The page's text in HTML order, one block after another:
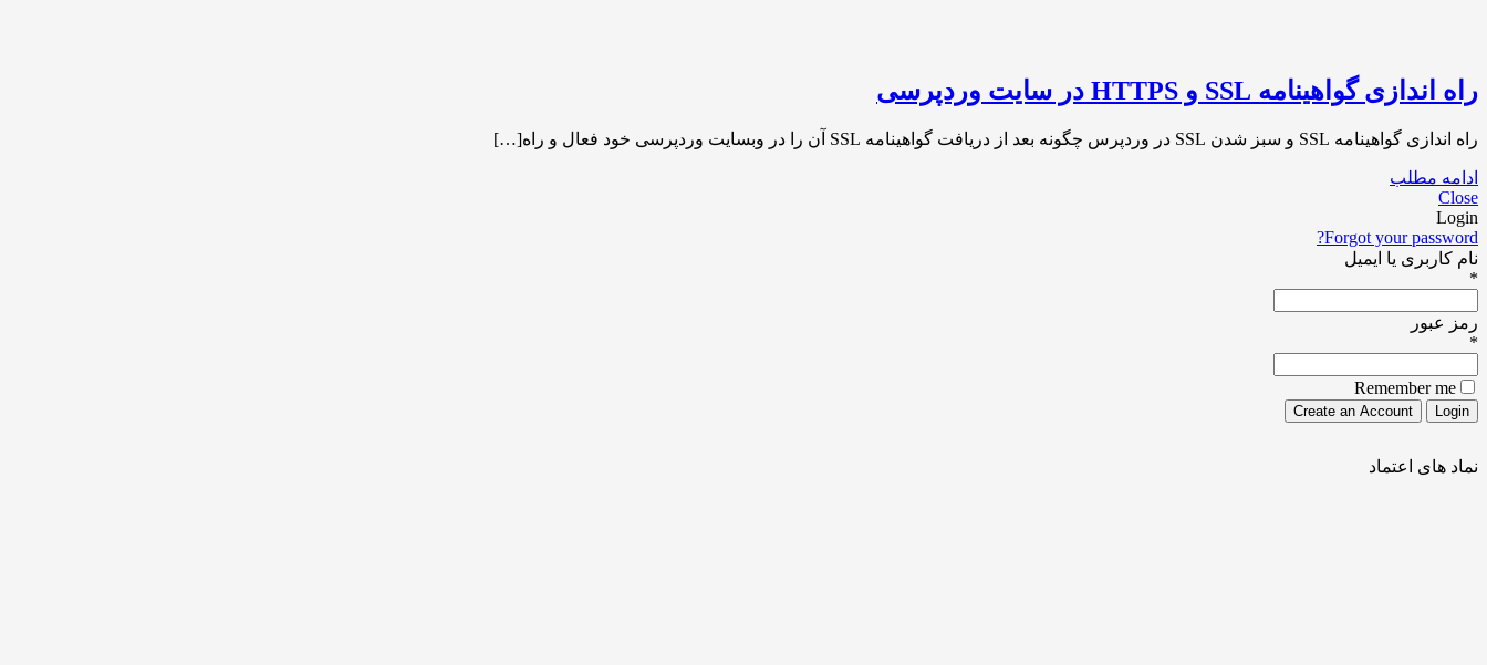
راه اندازی گواهینامه SSL و HTTPS در سایت وردپرسی
راه اندازی گواهینامه SSL و سبز شدن SSL در وردپرس چگونه بعد از دریافت گواهینامه SSL آن را در وبسایت وردپرسی خود فعال و راه[…]
ادامه مطلب
Close
Login
Forgot your password?
نام کاربری یا ایمیل
*
رمز عبور
*
Remember me
نماد های اعتماد